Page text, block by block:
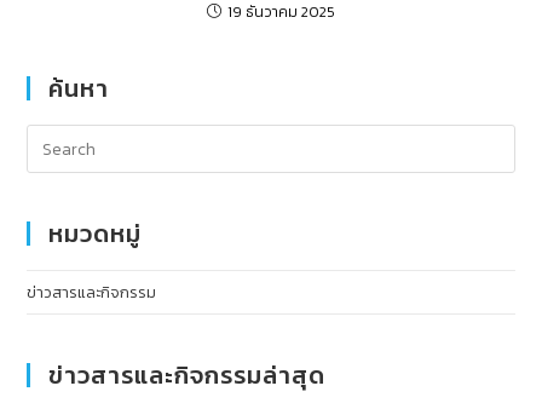
19 ธันวาคม 2025
ค้นหา
หมวดหมู่
ข่าวสารและกิจกรรม
ข่าวสารและกิจกรรมล่าสุด